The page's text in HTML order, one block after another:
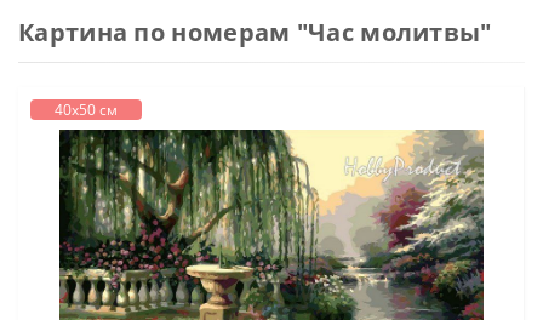
Картина по номерам "Час молитвы"
40х50 см